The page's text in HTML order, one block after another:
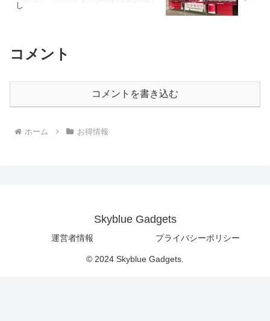
し
コメント
コメントを書き込む
ホーム お得情報
Skyblue Gadgets
運営者情報 プライバシーポリシー
© 2024 Skyblue Gadgets.